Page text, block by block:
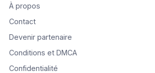
À propos
Contact
Devenir partenaire
Conditions et DMCA
Confidentialité